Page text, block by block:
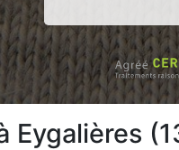
Eygalières